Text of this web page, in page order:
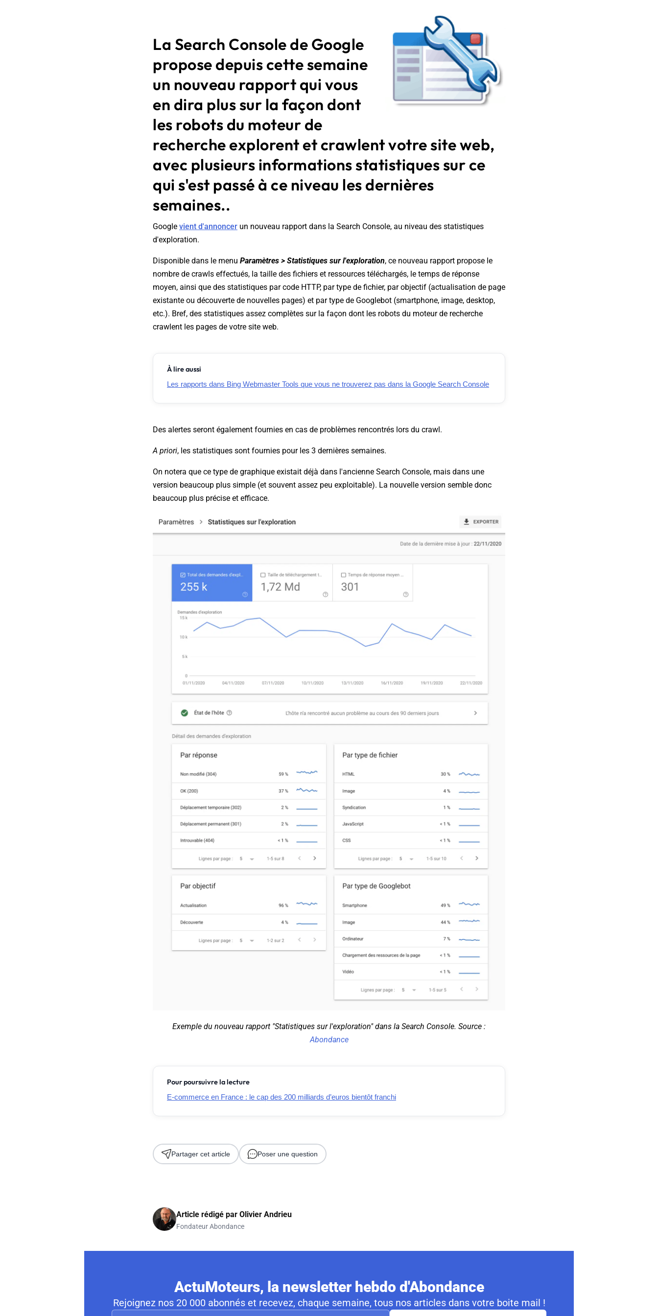
La Search Console de Google
propose depuis cette semaine
un nouveau rapport qui vous
en dira plus sur la façon dont
les robots du moteur de
recherche explorent et crawlent votre site web,
avec plusieurs informations statistiques sur ce
qui s'est passé à ce niveau les dernières
semaines..
Google vient d'annoncer un nouveau rapport dans la Search Console, au niveau des statistiques
d'exploration.
Disponible dans le menu Paramètres > Statistiques sur l'exploration, ce nouveau rapport propose le
nombre de crawls effectués, la taille des fichiers et ressources téléchargés, le temps de réponse
moyen, ainsi que des statistiques par code HTTP, par type de fichier, par objectif (actualisation de page
existante ou découverte de nouvelles pages) et par type de Googlebot (smartphone, image, desktop,
etc.). Bref, des statistiques assez complètes sur la façon dont les robots du moteur de recherche
crawlent les pages de votre site web.
À lire aussi
Les rapports dans Bing Webmaster Tools que vous ne trouverez pas dans la Google Search Console
Des alertes seront également fournies en cas de problèmes rencontrés lors du crawl.
A priori, les statistiques sont fournies pour les 3 dernières semaines.
On notera que ce type de graphique existait déjà dans l'ancienne Search Console, mais dans une
version beaucoup plus simple (et souvent assez peu exploitable). La nouvelle version semble donc
beaucoup plus précise et efficace.
Exemple du nouveau rapport "Statistiques sur l'exploration" dans la Search Console. Source :
Abondance
Pour poursuivre la lecture
E-commerce en France : le cap des 200 milliards d’euros bientôt franchi
Partager cet article Poser une question
Article rédigé par Olivier Andrieu
Fondateur Abondance
ActuMoteurs, la newsletter hebdo d'Abondance
Rejoignez nos 20 000 abonnés et recevez, chaque semaine, tous nos articles dans votre boite mail !